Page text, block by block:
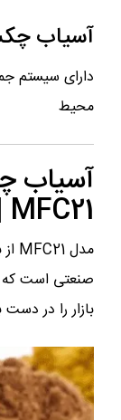
آسیاب
دارای سیستم
محیط
MFC21 | ترکیب قدرت و دقت
صنعتی است که
بازار را در دست